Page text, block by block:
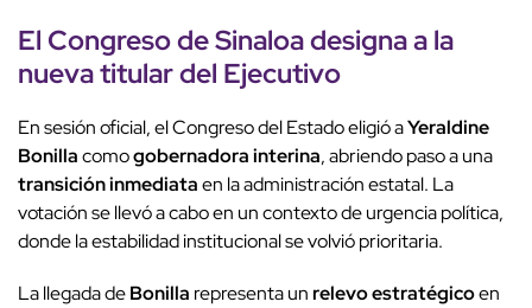
El Congreso de Sinaloa designa a la
nueva titular del Ejecutivo
En sesión oficial, el Congreso del Estado eligió aYeraldine
Bonillacomogobernadora interina, abriendo paso a una
transición inmediataen la administración estatal. La
votación se llevó a cabo en un contexto de urgencia política,
donde la estabilidad institucional se volvió prioritaria.
La llegada deBonilla representa unrelevo estratégicoen